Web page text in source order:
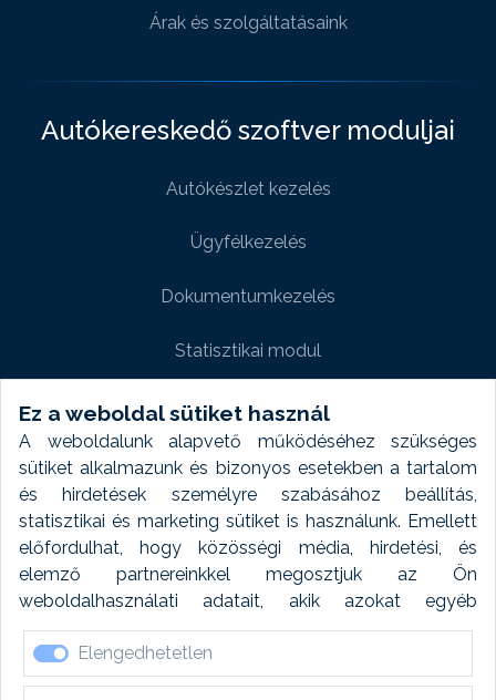
Ez a weboldal sütiket használ
A weboldalunk alapvető működéséhez szükséges
sütiket alkalmazunk és bizonyos esetekben a tartalom
és hirdetések személyre szabásához beállítás,
statisztikai és marketing sütiket is használunk. Emellett
előfordulhat, hogy közösségi média, hirdetési, és
elemző partnereinkkel megosztjuk az Ön
weboldalhasználati adatait, akik azokat egyéb
forrásokból gyűjtött adatokkal kombinálhatják. A sütik
elfogadásával kapcsolatosan naplózást végzünk és
ezen adatokat 6 hónap után automatikusan töröljük. A
Elengedhetetlen
Árak és szolgáltatásaink
Autókereskedő szoftver moduljai
Autókészlet kezelés
Ügyfélkezelés
Dokumentumkezelés
Statisztikai modul
Weboldal modul
Fényképtár extra modul
Autómosó modul
Feladatütemezés